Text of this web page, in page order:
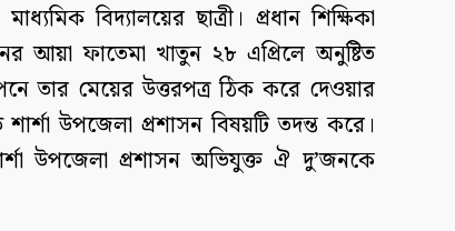
বিদ্যালয়ের ছাত্রী। প্রধান শিক্ষিকা
আয়া ফাতেমা খাতুন ২৮ এপ্রিলে অনুষ্টিত
তার মেয়ের উত্তরপত্র ঠিক করে দেওয়ার
উপজেলা প্রশাসন বিষয়টি তদন্ত করে।
উপজেলা প্রশাসন অভিযুক্ত ঐ দু’জনকে